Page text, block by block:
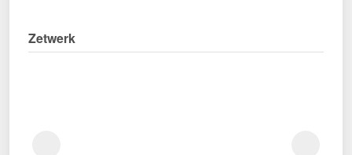
Zetwerk